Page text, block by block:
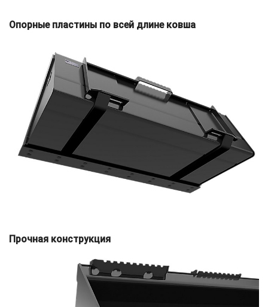
Опорные пластины по всей длине ковша
Прочная конструкция